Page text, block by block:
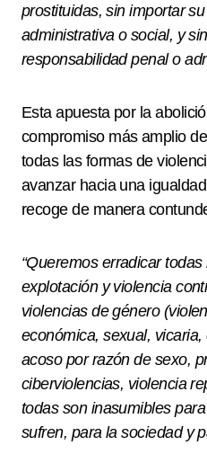
prostituidas, sin importar
administrativa o social, y
responsabilidad penal o
Esta apuesta por la
compromiso más amplio
todas las formas de
avanzar hacia una
recoge de manera
“Queremos erradicar
explotación y violencia
violencias de género
económica, sexual,
acoso por razón de sexo,
ciberviolencias, violencia
todas son inasumibles
sufren, para la sociedad y